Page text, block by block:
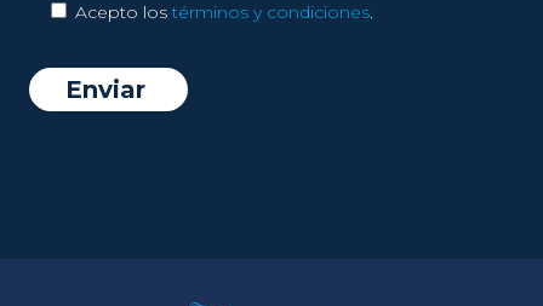
Acepto lostérminos y condiciones.